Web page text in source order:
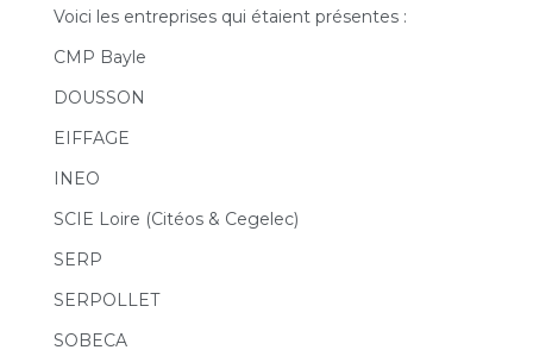
Voici les entreprises qui étaient présentes :
CMP Bayle
DOUSSON
EIFFAGE
INEO
SCIE Loire (Citéos & Cegelec)
SERP
SERPOLLET
SOBECA